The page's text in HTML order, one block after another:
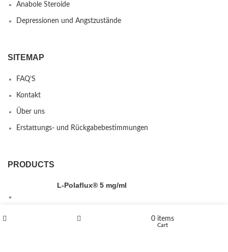
Anabole Steroide
Depressionen und Angstzustände
SITEMAP
FAQ’S
Kontakt
Über uns
Erstattungs- und Rückgabebestimmungen
PRODUCTS
L-Polaflux® 5 mg/ml
0 items
Cart